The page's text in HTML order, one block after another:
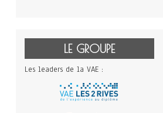
LE GROUPE
Les leaders de la VAE :